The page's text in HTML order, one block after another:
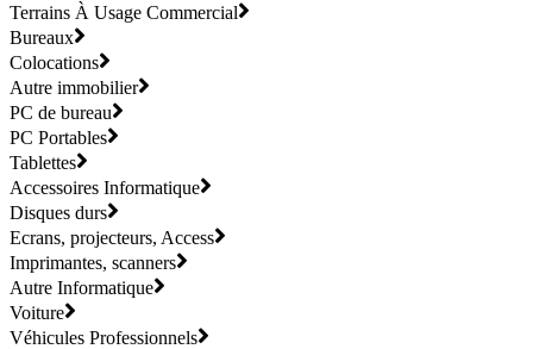
Terrains À Usage Commercial
Bureaux
Colocations
Autre immobilier
PC de bureau
PC Portables
Tablettes
Accessoires Informatique
Disques durs
Ecrans, projecteurs, Access
Imprimantes, scanners
Autre Informatique
Voiture
Véhicules Professionnels